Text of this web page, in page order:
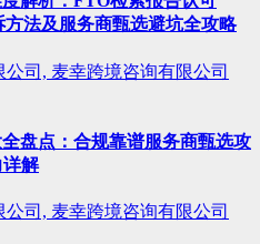
法及服务商甄选避坑全攻略
司, 麦幸跨境咨询有限公司
盘点：合规靠谱服务商甄选攻
解
司, 麦幸跨境咨询有限公司